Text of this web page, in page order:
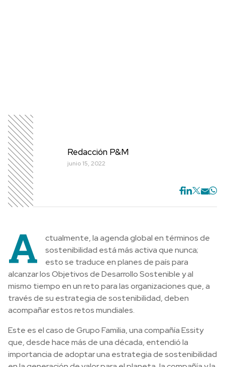
Redacción P&M
junio 15, 2022
A
ctualmente, la agenda global en términos de
sostenibilidad está más activa que nunca;
esto se traduce en planes de país para
alcanzar los Objetivos de Desarrollo Sostenible y al
mismo tiempo en un reto para las organizaciones que, a
través de su estrategia de sostenibilidad, deben
acompañar estos retos mundiales.
Este es el caso de Grupo Familia, una compañía Essity
que, desde hace más de una década, entendió la
importancia de adoptar una estrategia de sostenibilidad